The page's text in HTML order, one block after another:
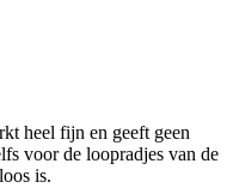
heel fijn en geeft geen
voor de loopradjes van de
is.